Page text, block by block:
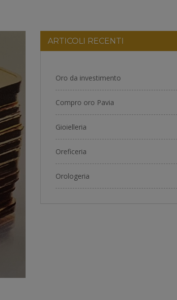
ARTICOLI RECENTI
Oro da investimento
Compro oro Pavia
Gioielleria
Oreficeria
Orologeria